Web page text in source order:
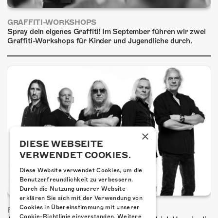
GRAFFITI-WORKSHOPS
Spray dein eigenes Graffiti! Im September führen wir zwei
Graffiti-Workshops für Kinder und Jugendliche durch.
FRISCH BESTÄTIGT: URIAH HEEP
×
DIESE WEBSEITE
VERWENDET COOKIES.
Diese Website verwendet Cookies, um die
Benutzerfreundlichkeit zu verbessern.
Durch die Nutzung unserer Website
erklären Sie sich mit der Verwendung von
Cookies in Übereinstimmung mit unserer
Cookie-Richtlinie einverstanden. Weitere